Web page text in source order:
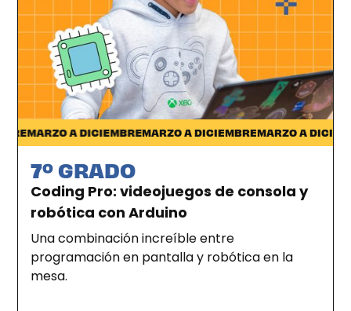
Ciudad de la Costa
MARZO A DICIEMBREMARZO A DICIEMBREMARZO A
7º GRADO
Coding Pro: videojuegos de consola y
robótica con Arduino
Una combinación increíble entre
programación en pantalla y robótica en la
mesa.